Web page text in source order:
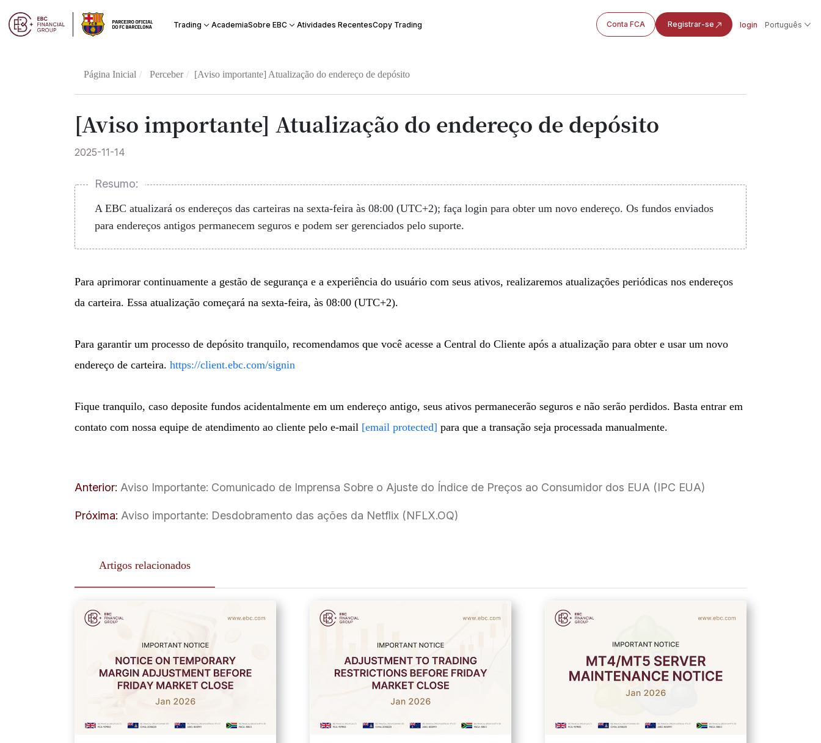
Trading AcademiaSobre EBC Atividades RecentesCopy Trading Conta FCA Registrar-se login Português
Página Inicial Perceber [Aviso importante] Atualização do endereço de depósito
[Aviso importante] Atualização do endereço de depósito
2025-11-14
Resumo:
A EBC atualizará os endereços das carteiras na sexta-feira às 08:00 (UTC+2); faça login para obter um novo endereço. Os fundos enviados
para endereços antigos permanecem seguros e podem ser gerenciados pelo suporte.
Para aprimorar continuamente a gestão de segurança e a experiência do usuário com seus ativos, realizaremos atualizações periódicas nos endereços
da carteira. Essa atualização começará na sexta-feira, às 08:00 (UTC+2).
Para garantir um processo de depósito tranquilo, recomendamos que você acesse a Central do Cliente após a atualização para obter e usar um novo
endereço de carteira.https://client.ebc.com/signin
Fique tranquilo, caso deposite fundos acidentalmente em um endereço antigo, seus ativos permanecerão seguros e não serão perdidos. Basta entrar em
contato com nossa equipe de atendimento ao cliente pelo e-mail [email protected] para que a transação seja processada manualmente.
Anterior: Aviso Importante: Comunicado de Imprensa Sobre o Ajuste do Índice de Preços ao Consumidor dos EUA (IPC EUA)
Próxima: Aviso importante: Desdobramento das ações da Netflix (NFLX.OQ)
Artigos relacionados